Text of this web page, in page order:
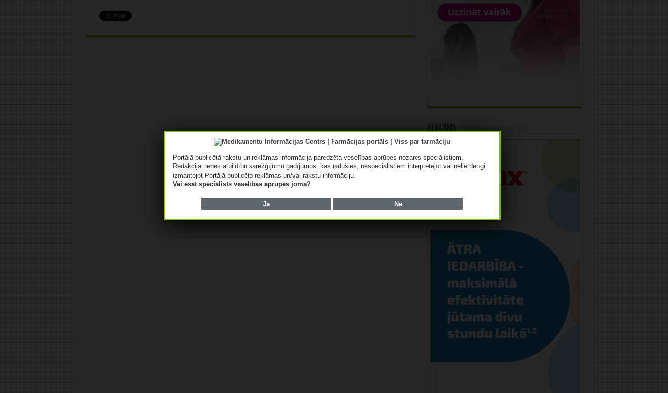
Reklāma
Portālā publicētā rakstu un reklāmas informācija paredzēta veselības aprūpes nozares speciālistiem.
Redakcija nenes atbildību sarežģījumu gadījumos, kas radušies,nespeciālistiem interpretējot vai nelietderīgi
izmantojot Portālā publicēto reklāmas un/vai rakstu informāciju.
Vai esat speciālists veselības aprūpes jomā?
Jā Nē